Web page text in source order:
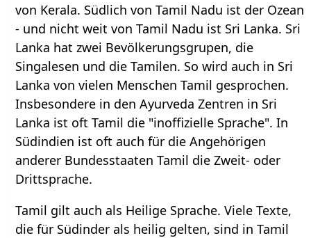
von Kerala. Südlich von Tamil Nadu ist der Ozean
- und nicht weit von Tamil Nadu ist Sri Lanka. Sri
Lanka hat zwei Bevölkerungsgrupen, die
Singalesen und die Tamilen. So wird auch in Sri
Lanka von vielen Menschen Tamil gesprochen.
Insbesondere in den Ayurveda Zentren in Sri
Lanka ist oft Tamil die "inoffizielle Sprache". In
Südindien ist oft auch für die Angehörigen
anderer Bundesstaaten Tamil die Zweit- oder
Drittsprache.
Tamil gilt auch als Heilige Sprache. Viele Texte,
die für Südinder als heilig gelten, sind in Tamil